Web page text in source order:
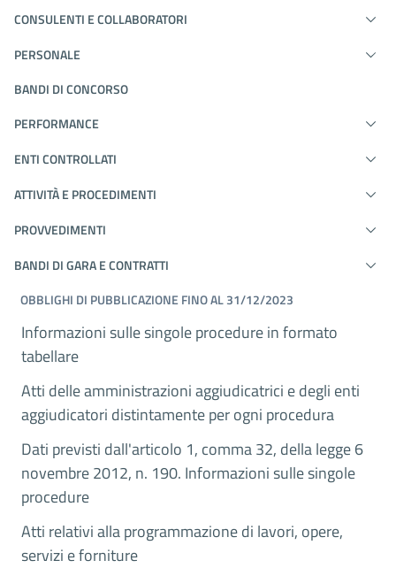
CONSULENTI E COLLABORATORI
PERSONALE
BANDI DI CONCORSO
PERFORMANCE
ENTI CONTROLLATI
ATTIVITÀ E PROCEDIMENTI
PROVVEDIMENTI
BANDI DI GARA E CONTRATTI
OBBLIGHI DI PUBBLICAZIONE FINO AL 31/12/2023
Informazioni sulle singole procedure in formato
tabellare
Atti delle amministrazioni aggiudicatrici e degli enti
aggiudicatori distintamente per ogni procedura
Dati previsti dall'articolo 1, comma 32, della legge 6
novembre 2012, n. 190. Informazioni sulle singole
procedure
Atti relativi alla programmazione di lavori, opere,
servizi e forniture